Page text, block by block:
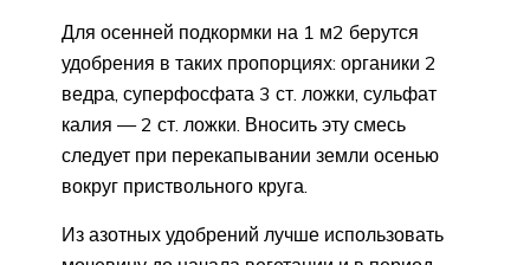
Для осенней подкормки на 1 м2 берутся
удобрения в таких пропорциях: органики 2
ведра, суперфосфата 3 ст. ложки, сульфат
калия — 2 ст. ложки. Вносить эту смесь
следует при перекапывании земли осенью
вокруг приствольного круга.
Из азотных удобрений лучше использовать